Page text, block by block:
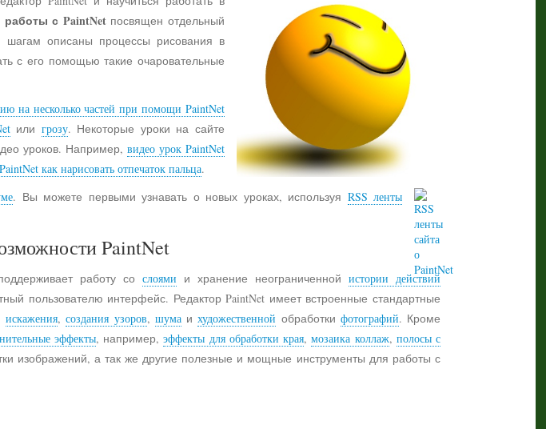
с PaintNetпосвящен отдельный
описаны процессы рисования в
с его помощью такие очаровательные
на несколько частей при помощи PaintNet
или грозу. Некоторые уроки на сайте
уроков. Например,видео урок PaintNet
как нарисовать отпечаток пальца.
. Вы можете первыми узнавать о новых уроках, используя RSS ленты
PaintNet
работу со слоями и хранение неограниченной истории действий
пользователю интерфейс. Редактор PaintNet имеет встроенные стандартные
искажения,создания узоров, шумаихудожественной обработки фотографий. Кроме
эффекты, например,эффекты для обработки края,мозаика коллаж, полосы с
изображений, а так же другие полезные и мощные инструменты для работы с